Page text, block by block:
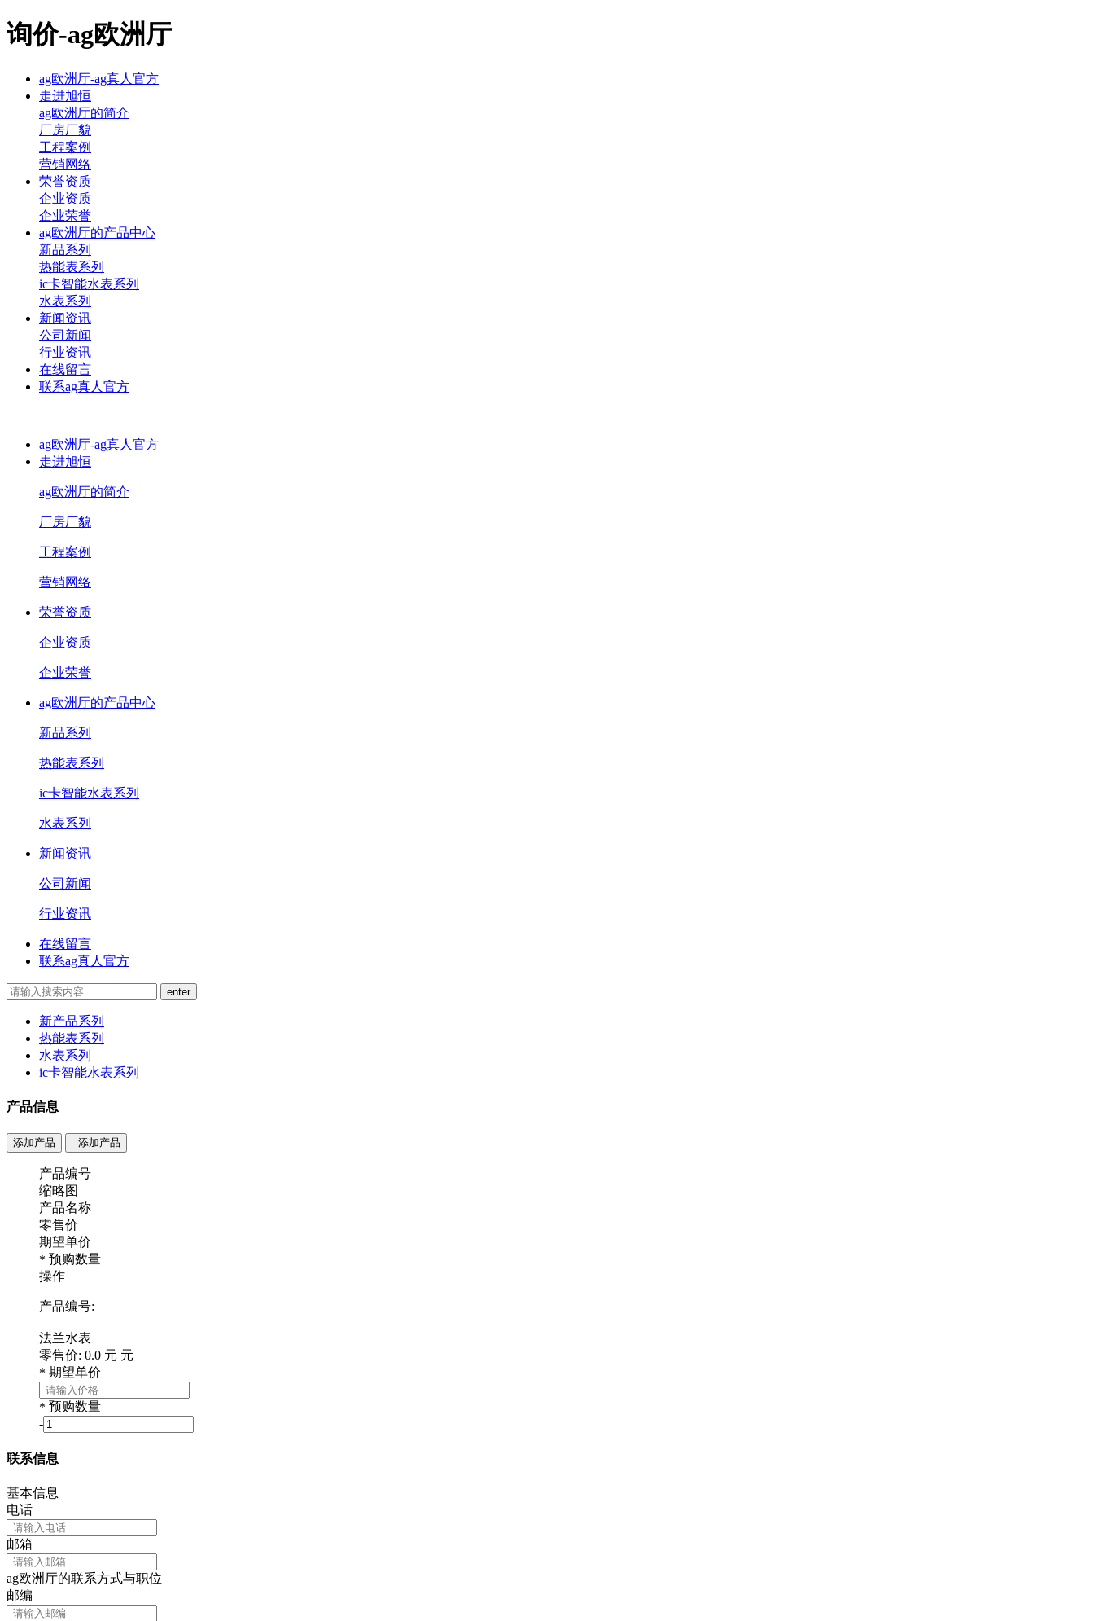
询价-ag欧洲厅
ag欧洲厅-ag真人官方
走进旭恒
ag欧洲厅的简介
厂房厂貌
工程案例
营销网络
荣誉资质
企业资质
企业荣誉
ag欧洲厅的产品中心
新品系列
热能表系列
ic卡智能水表系列
水表系列
新闻资讯
公司新闻
行业资讯
在线留言
联系ag真人官方
ag欧洲厅-ag真人官方
走进旭恒
ag欧洲厅的简介
厂房厂貌
工程案例
营销网络
荣誉资质
企业资质
企业荣誉
ag欧洲厅的产品中心
新品系列
热能表系列
ic卡智能水表系列
水表系列
新闻资讯
公司新闻
行业资讯
在线留言
联系ag真人官方
新产品系列
热能表系列
水表系列
ic卡智能水表系列
产品信息
添加产品 添加产品
产品编号
缩略图
产品名称
零售价
期望单价
* 预购数量
操作
产品编号:
法兰水表
零售价: 0.0 元 元
* 期望单价
* 预购数量
-
联系信息
基本信息
电话
邮箱
ag欧洲厅的联系方式与职位
邮编